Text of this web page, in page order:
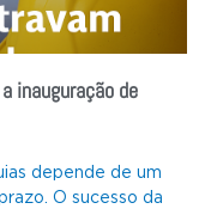
inauguração de
depende de um
O sucesso da